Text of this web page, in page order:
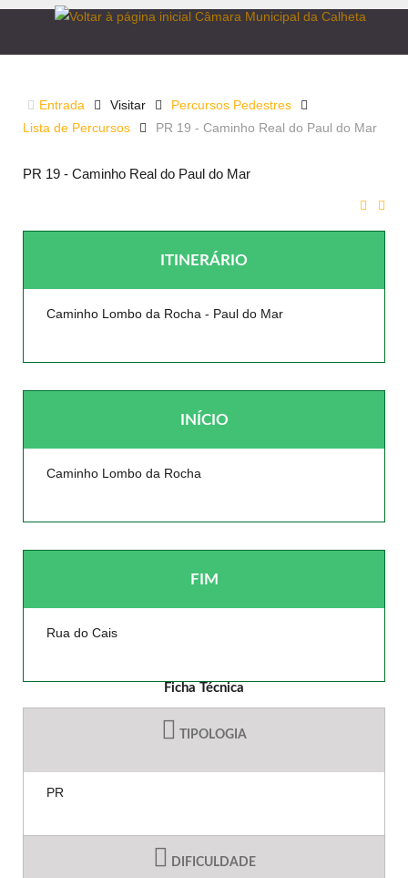
CAMINHO REAL DO PAUL DO MAR
Entrada Visitar
Percursos Pedestres
Lista de Percursos
PR 19 - Caminho Real do Paul do Mar
PR 19 - Caminho Real do Paul do Mar
ITINERÁRIO
Caminho Lombo da Rocha - Paul do Mar
INÍCIO
Caminho Lombo da Rocha
FIM
Rua do Cais
Ficha Técnica
TIPOLOGIA
PR
DIFICULDADE